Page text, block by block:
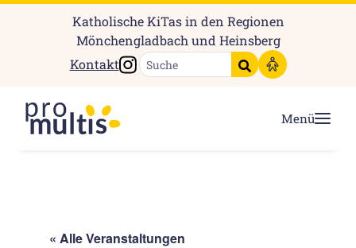
Katholische KiTas in den Regionen
Mönchengladbach und Heinsberg
Kontakt
Instagram
Suche starten
Menü
« Alle Veranstaltungen